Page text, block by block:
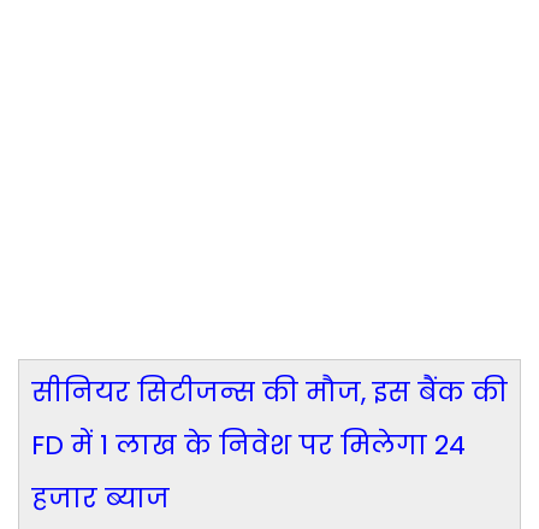
सीनियर सिटीजन्स की मौज, इस बैंक की
FD में 1 लाख के निवेश पर मिलेगा 24
हजार ब्याज